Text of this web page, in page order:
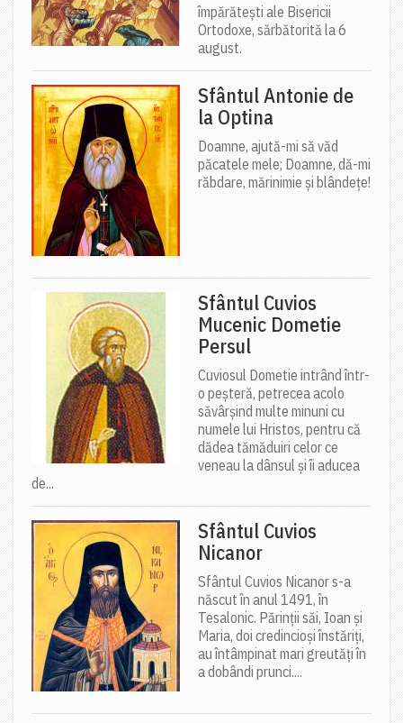
împărătești ale Bisericii
Ortodoxe, sărbătorită la 6
august.
Sfântul Antonie de
la Optina
Doamne, ajută-mi să văd
păcatele mele; Doamne, dă-mi
răbdare, mărinimie şi blândeţe!
Sfântul Cuvios
Mucenic Dometie
Persul
Cuviosul Dometie intrând într-
o peșteră, petrecea acolo
săvârșind multe minuni cu
numele lui Hristos, pentru că
dădea tămăduiri celor ce
veneau la dânsul și îi aducea
de...
Sfântul Cuvios
Nicanor
Sfântul Cuvios Nicanor s-a
născut în anul 1491, în
Tesalonic. Părinții săi, Ioan și
Maria, doi credincioși înstăriți,
au întâmpinat mari greutăți în
a dobândi prunci....